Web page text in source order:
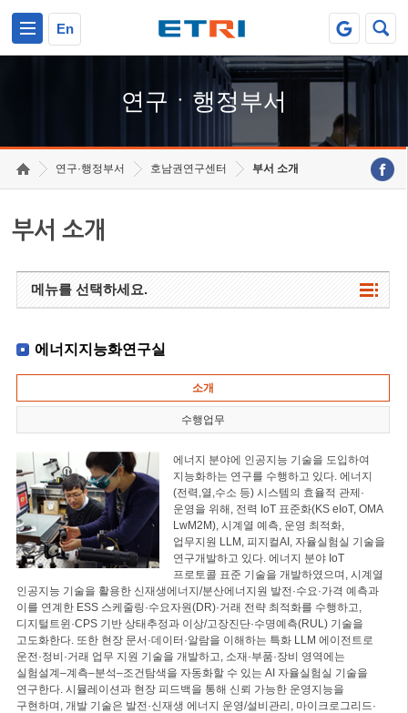
En
연구ㆍ행정부서
연구·행정부서 호남권연구센터 부서 소개
부서 소개
메뉴를 선택하세요.
에너지지능화연구실
소개
수행업무
에너지 분야에 인공지능 기술을 도입하여
지능화하는 연구를 수행하고 있다. 에너지
(전력,열,수소 등) 시스템의 효율적 관제·
운영을 위해, 전력 IoT 표준화(KS eIoT, OMA
LwM2M), 시계열 예측, 운영 최적화,
업무지원 LLM, 피지컬AI, 자율실험실 기술을
연구개발하고 있다. 에너지 분야 IoT
프로토콜 표준 기술을 개발하였으며, 시계열
인공지능 기술을 활용한 신재생에너지/분산에너지원 발전·수요·가격 예측과
이를 연계한 ESS 스케줄링·수요자원(DR)·거래 전략 최적화를 수행하고,
디지털트윈·CPS 기반 상태추정과 이상/고장진단·수명예측(RUL) 기술을
고도화한다. 또한 현장 문서·데이터·알람을 이해하는 특화 LLM 에이전트로
운전·정비·거래 업무 지원 기술을 개발하고, 소재·부품·장비 영역에는
실험설계–계측–분석–조건탐색을 자동화할 수 있는 AI 자율실험실 기술을
연구한다. 시뮬레이션과 현장 피드백을 통해 신뢰 가능한 운영지능을
구현하며, 개발 기술은 발전·신재생 에너지 운영/설비관리, 마이크로그리드·